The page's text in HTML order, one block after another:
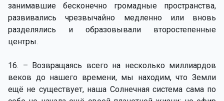
занимавшие бесконечно громадные пространства,
развивались чрезвычайно медленно или вновь
разделялись и образовывали второстепенные
центры.
16. – Возвращаясь всего на несколько миллиардов
веков до нашего времени, мы находим, что Земли
ещё не существует, наша Солнечная система сама по